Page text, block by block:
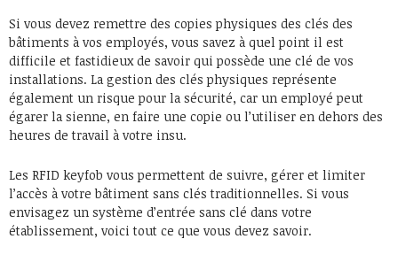
Si vous devez remettre des copies physiques des clés des
bâtiments à vos employés, vous savez à quel point il est
difficile et fastidieux de savoir qui possède une clé de vos
installations. La gestion des clés physiques représente
également un risque pour la sécurité, car un employé peut
égarer la sienne, en faire une copie ou l’utiliser en dehors des
heures de travail à votre insu.
Les RFID keyfob vous permettent de suivre, gérer et limiter
l’accès à votre bâtiment sans clés traditionnelles. Si vous
envisagez un système d’entrée sans clé dans votre
établissement, voici tout ce que vous devez savoir.